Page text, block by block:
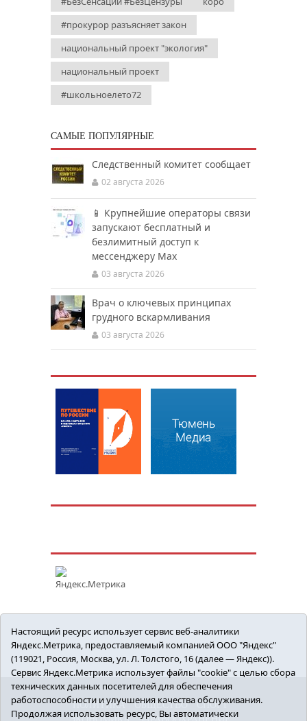
#прокурор разъясняет закон
национальный проект "экология"
национальный проект
#школьноелето72
САМЫЕ ПОПУЛЯРНЫЕ
Следственный комитет сообщает
02 августа 2026
📱 Крупнейшие операторы связи
запускают бесплатный и
безлимитный доступ к
мессенджеру Мах
03 августа 2026
Врач о ключевых принципах
грудного вскармливания
03 августа 2026
ПОЛИТИКА ОБЩЕСТВО
СПОРТ
Настоящий ресурс использует сервис веб-аналитики
Яндекс.Метрика, предоставляемый компанией ООО "Яндекс"
(119021, Россия, Москва, ул. Л. Толстого, 16 (далее — Яндекс)).
Сервис Яндекс.Метрика использует файлы "cookie" с целью сбора
технических данных посетителей для обеспечения
работоспособности и улучшения качества обслуживания.
Продолжая использовать ресурс, Вы автоматически